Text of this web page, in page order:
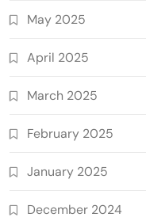
May 2025
April 2025
March 2025
February 2025
January 2025
December 2024